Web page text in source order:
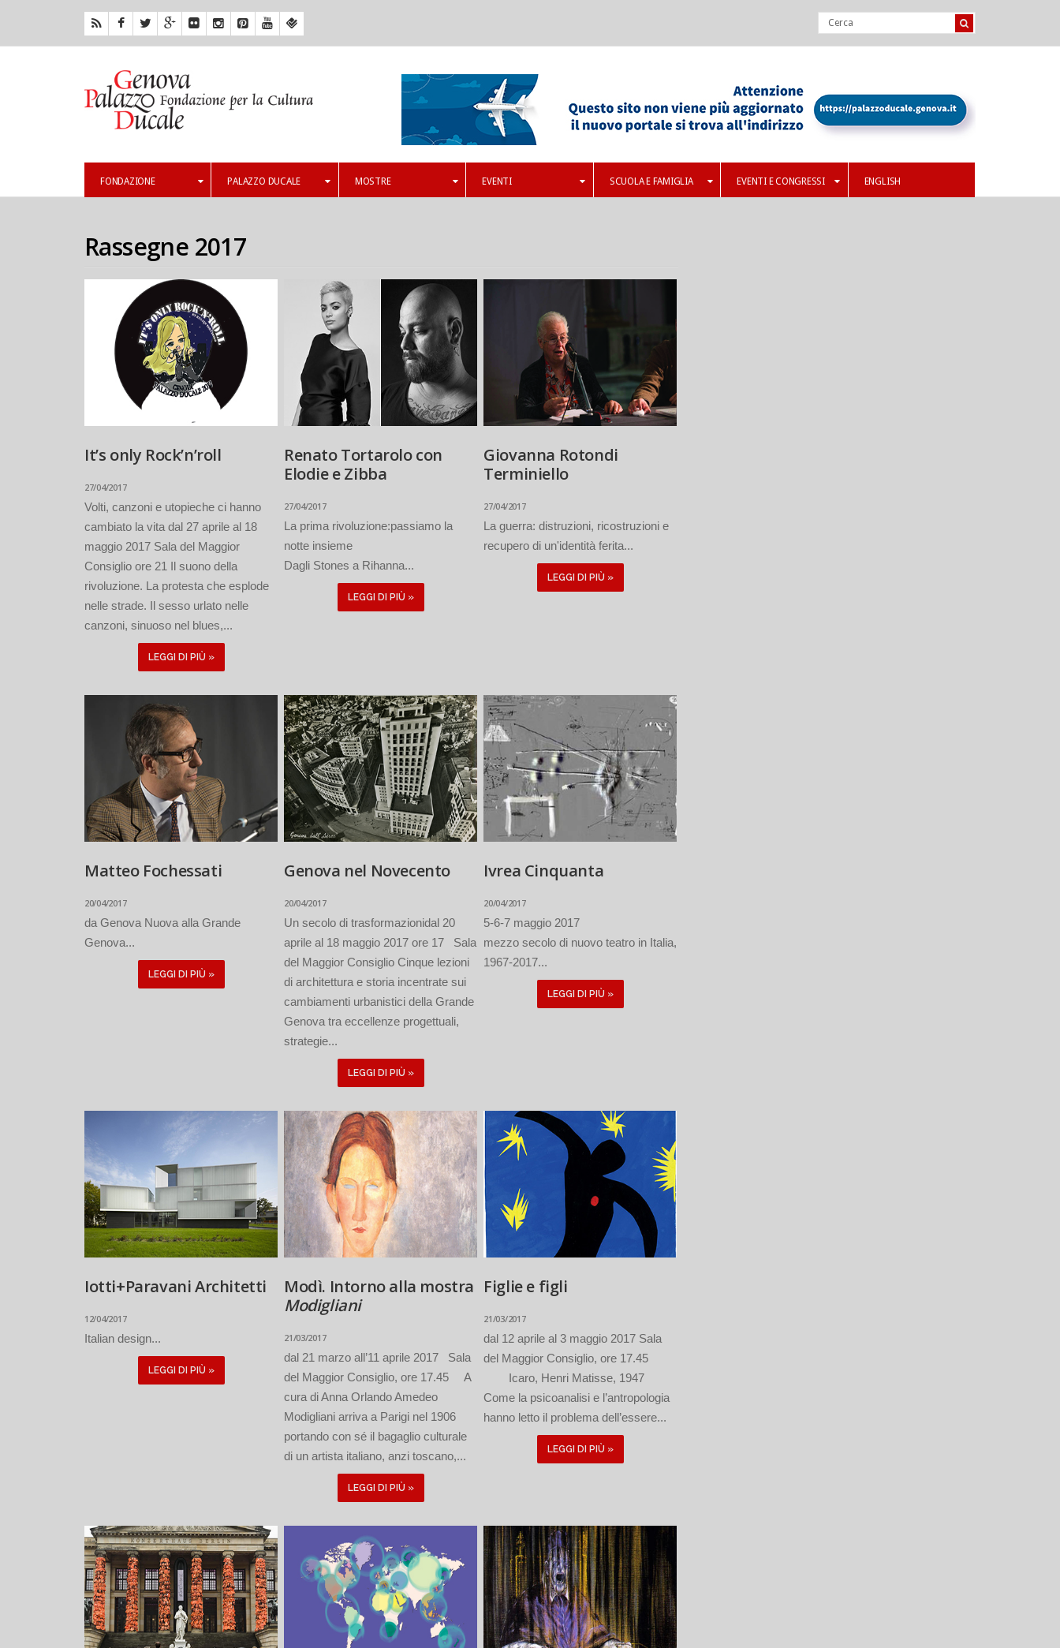
FONDAZIONE PALAZZO DUCALE MOSTRE EVENTI SCUOLA E FAMIGLIA EVENTI E CONGRESSI ENGLISH
Rassegne 2017
It’s only Rock’n’roll
27/04/2017
Volti, canzoni e utopieche ci hanno
cambiato la vita dal 27 aprile al 18
maggio 2017 Sala del Maggior
Consiglio ore 21 Il suono della
rivoluzione. La protesta che esplode
nelle strade. Il sesso urlato nelle
canzoni, sinuoso nel blues,...
LEGGI DI PIÙ »
Renato Tortarolo con
Elodie e Zibba
27/04/2017
La prima rivoluzione:passiamo la
notte insieme
Dagli Stones a Rihanna...
LEGGI DI PIÙ »
Giovanna Rotondi
Terminiello
27/04/2017
La guerra: distruzioni, ricostruzioni e
recupero di un'identità ferita...
LEGGI DI PIÙ »
Matteo Fochessati
20/04/2017
da Genova Nuova alla Grande
Genova...
LEGGI DI PIÙ »
Genova nel Novecento
20/04/2017
Un secolo di trasformazionidal 20
aprile al 18 maggio 2017 ore 17 Sala
del Maggior Consiglio Cinque lezioni
di architettura e storia incentrate sui
cambiamenti urbanistici della Grande
Genova tra eccellenze progettuali,
strategie...
LEGGI DI PIÙ »
Ivrea Cinquanta
20/04/2017
5-6-7 maggio 2017
mezzo secolo di nuovo teatro in Italia,
1967-2017...
LEGGI DI PIÙ »
Iotti+Paravani Architetti
12/04/2017
Italian design...
LEGGI DI PIÙ »
Modì. Intorno alla mostra
Modigliani
21/03/2017
dal 21 marzo all’11 aprile 2017 Sala
del Maggior Consiglio, ore 17.45 A
cura di Anna Orlando Amedeo
Modigliani arriva a Parigi nel 1906
portando con sé il bagaglio culturale
di un artista italiano, anzi toscano,...
LEGGI DI PIÙ »
Figlie e figli
21/03/2017
dal 12 aprile al 3 maggio 2017 Sala
del Maggior Consiglio, ore 17.45
Icaro, Henri Matisse, 1947
Come la psicoanalisi e l’antropologia
hanno letto il problema dell’essere...
LEGGI DI PIÙ »